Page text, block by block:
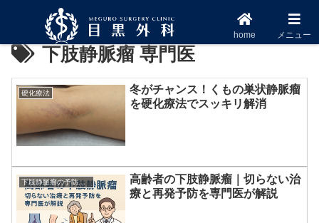
下肢静脈瘤 専門医
硬化療法
冬がチャンス！くもの巣状静脈瘤
を硬化療法でスッキリ解消
下肢静脈瘤の予防方法
高齢者の下肢静脈瘤｜切らない治
療と再発予防を専門医が解説
home メニュー